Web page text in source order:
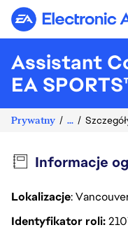
Assistant
EA
Prywatny ...
Informacje
Lokalizacje:
Identyfikator roli